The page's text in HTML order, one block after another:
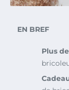
EN BREF
Plus